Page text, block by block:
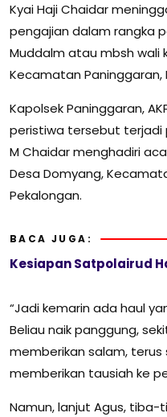
Kyai Haji Chaidar
pengajian dalam rangka
Muddalm atau mbsh wali
Kecamatan
Kapolsek Paninggaran,
peristiwa tersebut terjadi
M Chaidar menghadiri
Desa Domyang,
Pekalongan.
BACA JUGA:
Kesiapan Satpolairud
“Jadi kemarin ada haul
Beliau naik panggung,
memberikan salam,
memberikan tausiah ke
Namun, lanjut Agus,